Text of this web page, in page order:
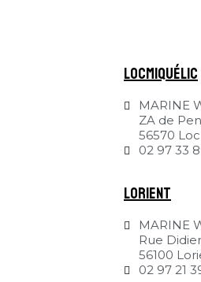
locmiquélic
MARINE
ZA de
56570
02 97 33
Lorient
MARINE
Rue
56100
02 97 21